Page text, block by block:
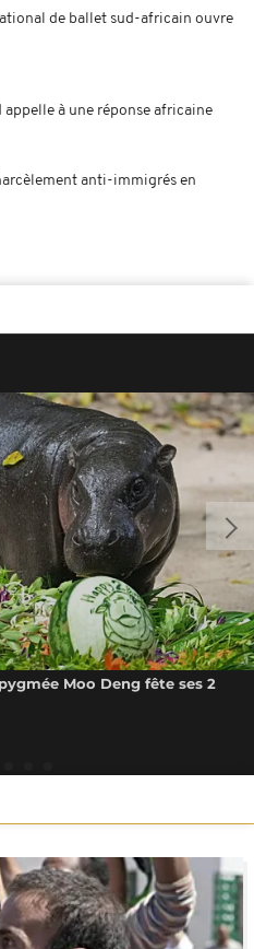
de ballet sud-africain ouvre
appelle à une réponse africaine
anti-immigrés en
Moo Deng fête ses 2